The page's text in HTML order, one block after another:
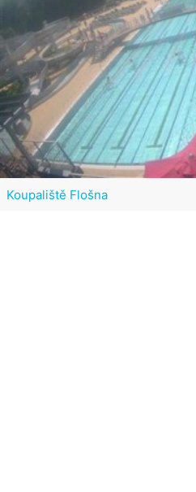
Koupaliště Flošna